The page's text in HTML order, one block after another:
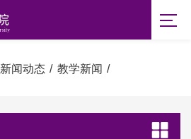
新闻动态 / 教学新闻 /